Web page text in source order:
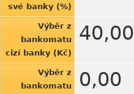
své banky (%)
Výběr z
bankomatu
cizí banky (Kč)
40,00
Výběr z
bankomatu
0,00